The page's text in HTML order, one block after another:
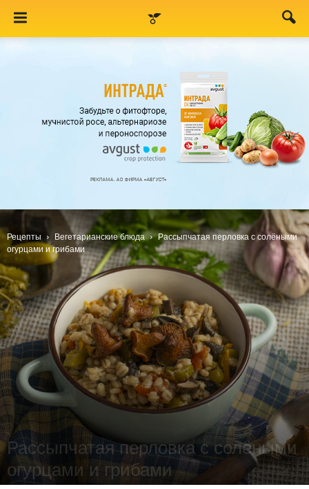
Рецепты Вегетарианские блюда
Рассыпчатая перловка с солёными
огурцами и грибами
Рассыпчатая перловка с солёными
огурцами и грибами